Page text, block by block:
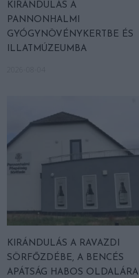
KIRÁNDULÁS A
PANNONHALMI
GYÓGYNÖVÉNYKERTBE ÉS
ILLATMÚZEUMBA
KIRÁNDULÁS A RAVAZDI
SÖRFŐZDÉBE, A BENCÉS
APÁTSÁG HABOS OLDALÁRA